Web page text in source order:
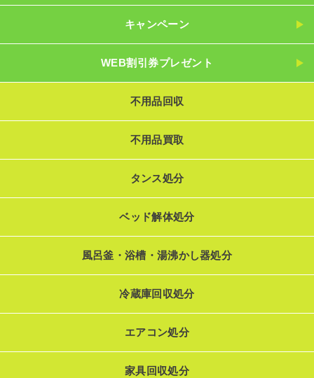
キャンペーン
WEB割引券プレゼント
不用品回収
不用品買取
タンス処分
ベッド解体処分
風呂釜・浴槽・湯沸かし器処分
冷蔵庫回収処分
エアコン処分
家具回収処分